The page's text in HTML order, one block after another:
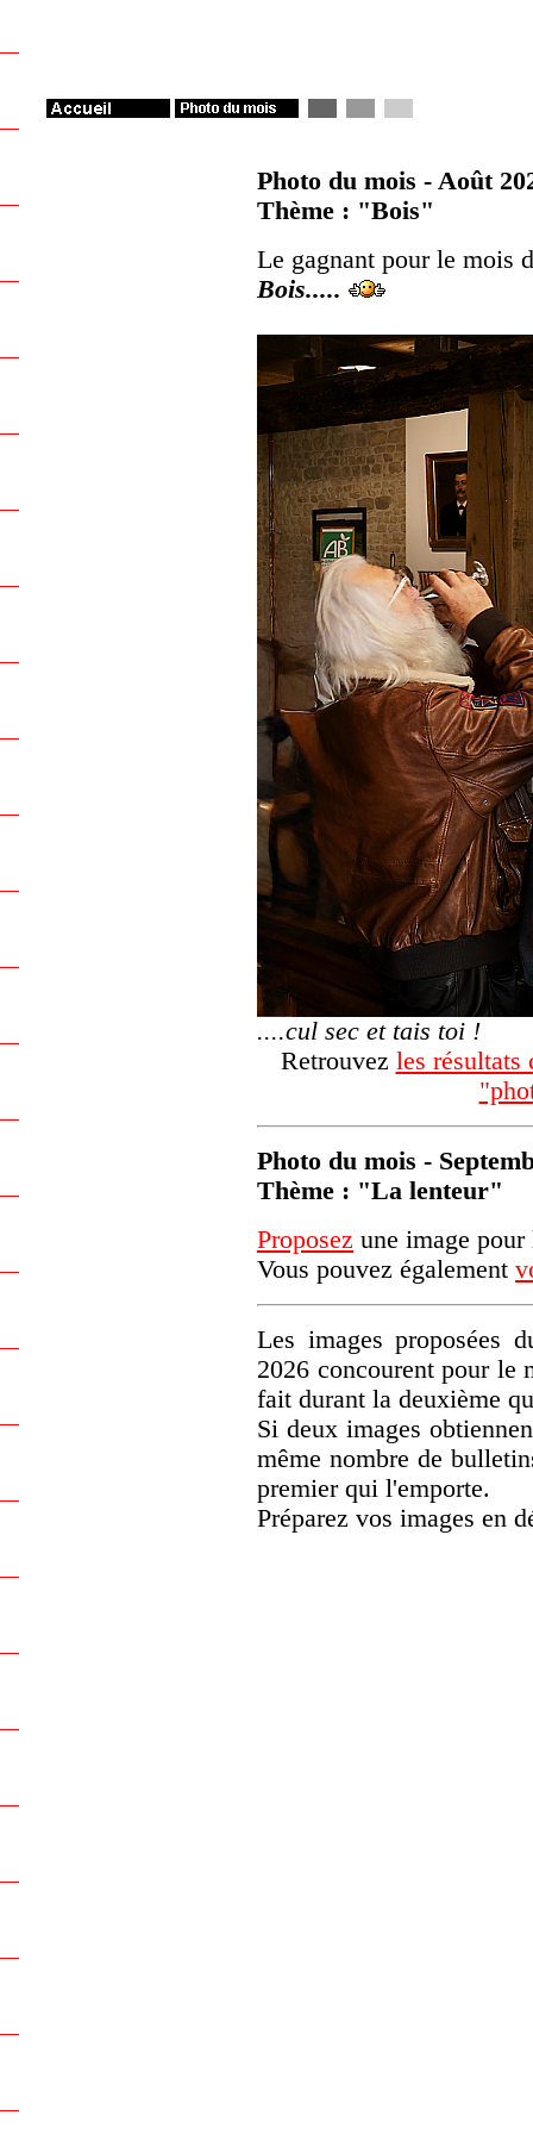
Photo du mois - Août
Thème : "Bois"
Le gagnant pour le mois
Bois.....
....cul sec et tais toi !
Retrouvez les résultats
Photo du mois -
Thème : "La lenteur"
Proposez une image
Vous pouvez également
Les images proposées
2026 concourent pour le
fait durant la deuxième
Si deux images
même nombre de
premier qui l'emporte.
Préparez vos images en